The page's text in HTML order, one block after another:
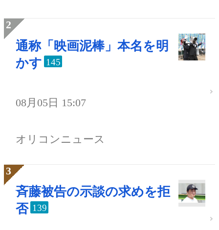
通称「映画泥棒」本名を明
かす 145
08月05日 15:07
オリコンニュース
斉藤被告の示談の求めを拒
否 139